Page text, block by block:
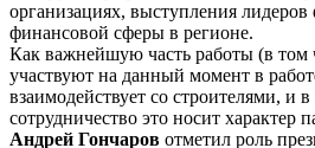
организациях, выступления
финансовой сферы в регионе.
Как важнейшую часть работы (в том
участвуют на данный момент в
взаимодействует со строителями, и
сотрудничество это носит характер
Андрей Гончаров отметил роль